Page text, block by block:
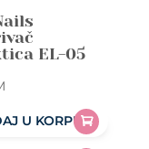
EL-05
U KORPU